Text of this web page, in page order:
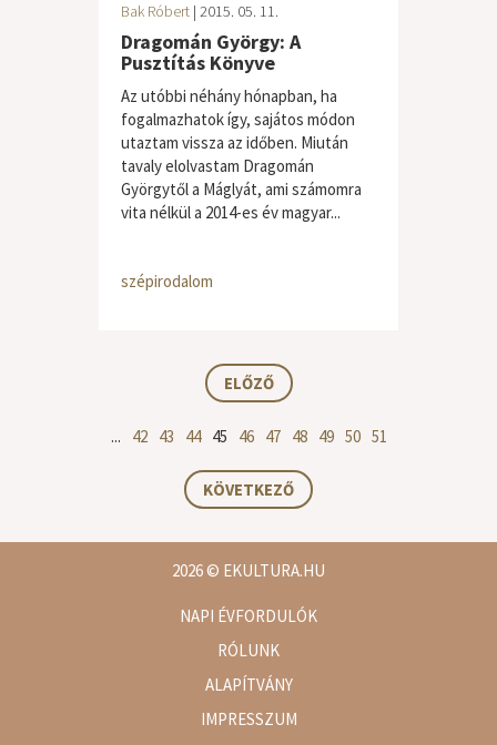
Bak Róbert | 2015. 05. 11.
Dragomán György: A
Pusztítás Könyve
Az utóbbi néhány hónapban, ha
fogalmazhatok így, sajátos módon
utaztam vissza az időben. Miután
tavaly elolvastam Dragomán
Györgytől a Máglyát, ami számomra
vita nélkül a 2014-es év magyar...
szépirodalom
ELŐZŐ
... 42 43 44 45 46 47 48 49 50 51
KÖVETKEZŐ
2026© EKULTURA.HU
NAPI ÉVFORDULÓK
RÓLUNK
ALAPÍTVÁNY
IMPRESSZUM